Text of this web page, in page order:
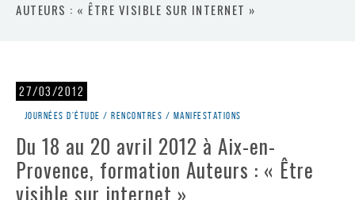
AUTEURS : « ÊTRE VISIBLE SUR INTERNET »
27/03/2012
Journées d'étude / rencontres / manifestations
Du 18 au 20 avril 2012 à Aix-en-
Provence, formation Auteurs : « Être
visible sur internet »